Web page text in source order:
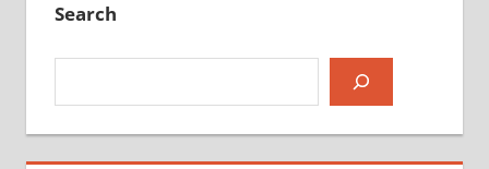
Search